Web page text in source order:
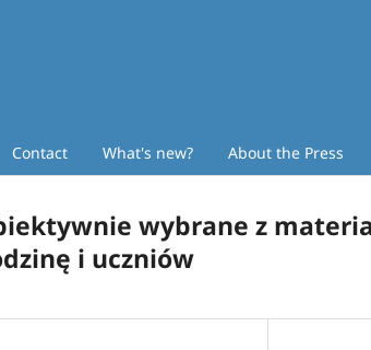
Contact What's new? About the Press
wybrane z
i uczniów